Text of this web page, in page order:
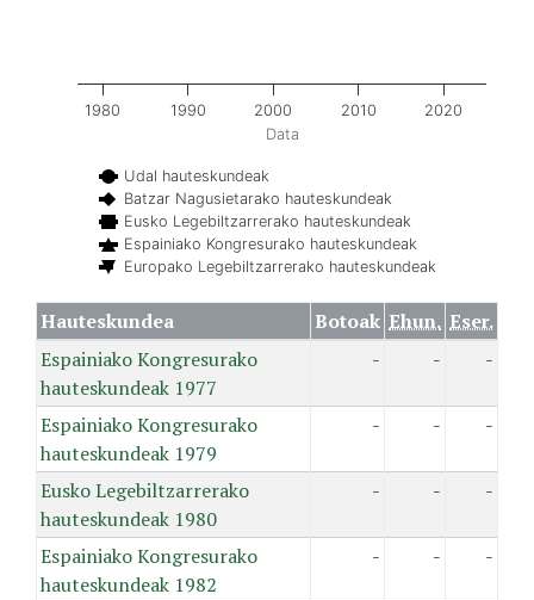
Data
Udal hauteskundeak
Batzar Nagusietarako hauteskundeak
Eusko Legebiltzarrerako hauteskundeak
Espainiako Kongresurako hauteskundeak
Europako Legebiltzarrerako hauteskundeak
1980 1990 2000 2010 2020
Hauteskundea Botoak Ehun. Eser.
Espainiako Kongresurako
hauteskundeak 1977
- - -
Espainiako Kongresurako
hauteskundeak 1979
- - -
Eusko Legebiltzarrerako
hauteskundeak 1980
- - -
Espainiako Kongresurako
hauteskundeak 1982
- - -